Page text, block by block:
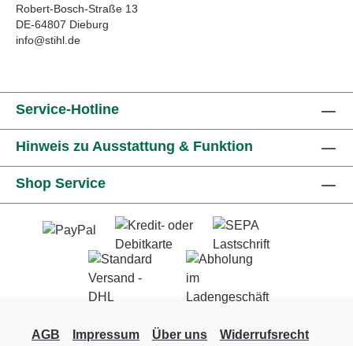
Robert-Bosch-Straße 13
DE-64807 Dieburg
info@stihl.de
Service-Hotline
Hinweis zu Ausstattung & Funktion
Shop Service
AGB Impressum Über uns Widerrufsrecht